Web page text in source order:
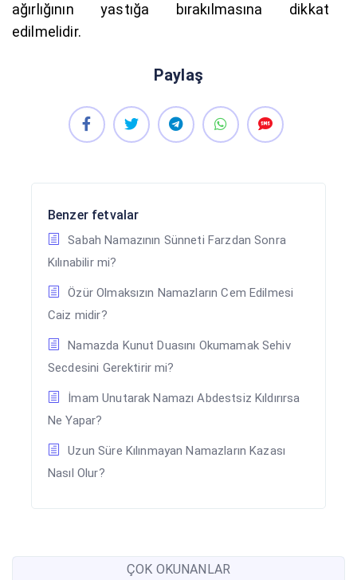
ağırlığının yastığa bırakılmasına dikkat
edilmelidir.
Paylaş
Benzer fetvalar
Sabah Namazının Sünneti Farzdan Sonra
Kılınabilir mi?
Özür Olmaksızın Namazların Cem Edilmesi
Caiz midir?
Namazda Kunut Duasını Okumamak Sehiv
Secdesini Gerektirir mi?
İmam Unutarak Namazı Abdestsiz Kıldırırsa
Ne Yapar?
Uzun Süre Kılınmayan Namazların Kazası
Nasıl Olur?
ÇOK OKUNANLAR